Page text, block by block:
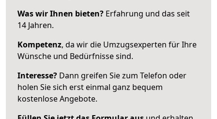
Was wir Ihnen bieten? Erfahrung und das seit
14 Jahren.
Kompetenz, da wir die Umzugsexperten für Ihre
Wünsche und Bedürfnisse sind.
Interesse? Dann greifen Sie zum Telefon oder
holen Sie sich erst einmal ganz bequem
kostenlose Angebote.